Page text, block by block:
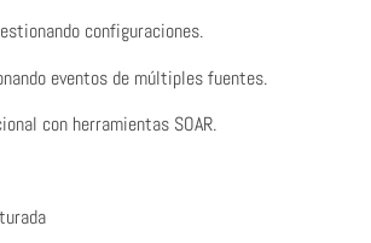
configuraciones.
eventos de múltiples fuentes.
con herramientas SOAR.